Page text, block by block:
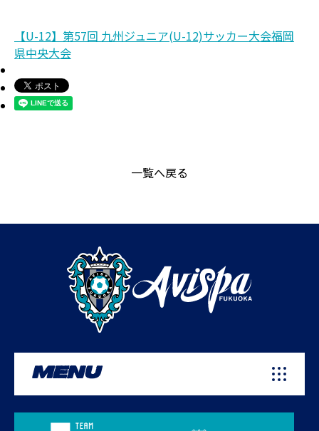
【U-12】第57回 九州ジュニア(U-12)サッカー大会福岡
県中央大会
一覧へ戻る
MENU